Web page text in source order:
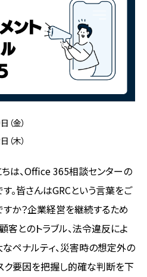
金）
木）
は、Office 365相談センターの
。皆さんはGRCという言葉をご
か？企業経営を継続するため
客とのトラブル、法令違反によ
ペナルティ、災害時の想定外の
ク要因を把握し的確な判断を下